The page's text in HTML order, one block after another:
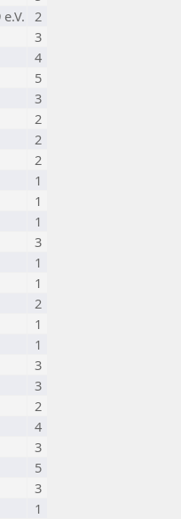
2
3
4
5
3
2
2
2
1
1
1
3
1
1
2
1
1
3
3
2
4
3
5
3
1